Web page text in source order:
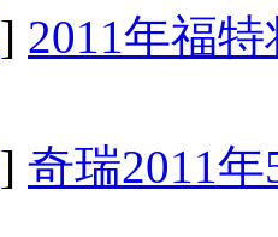
] 2011年福
] 奇瑞2011